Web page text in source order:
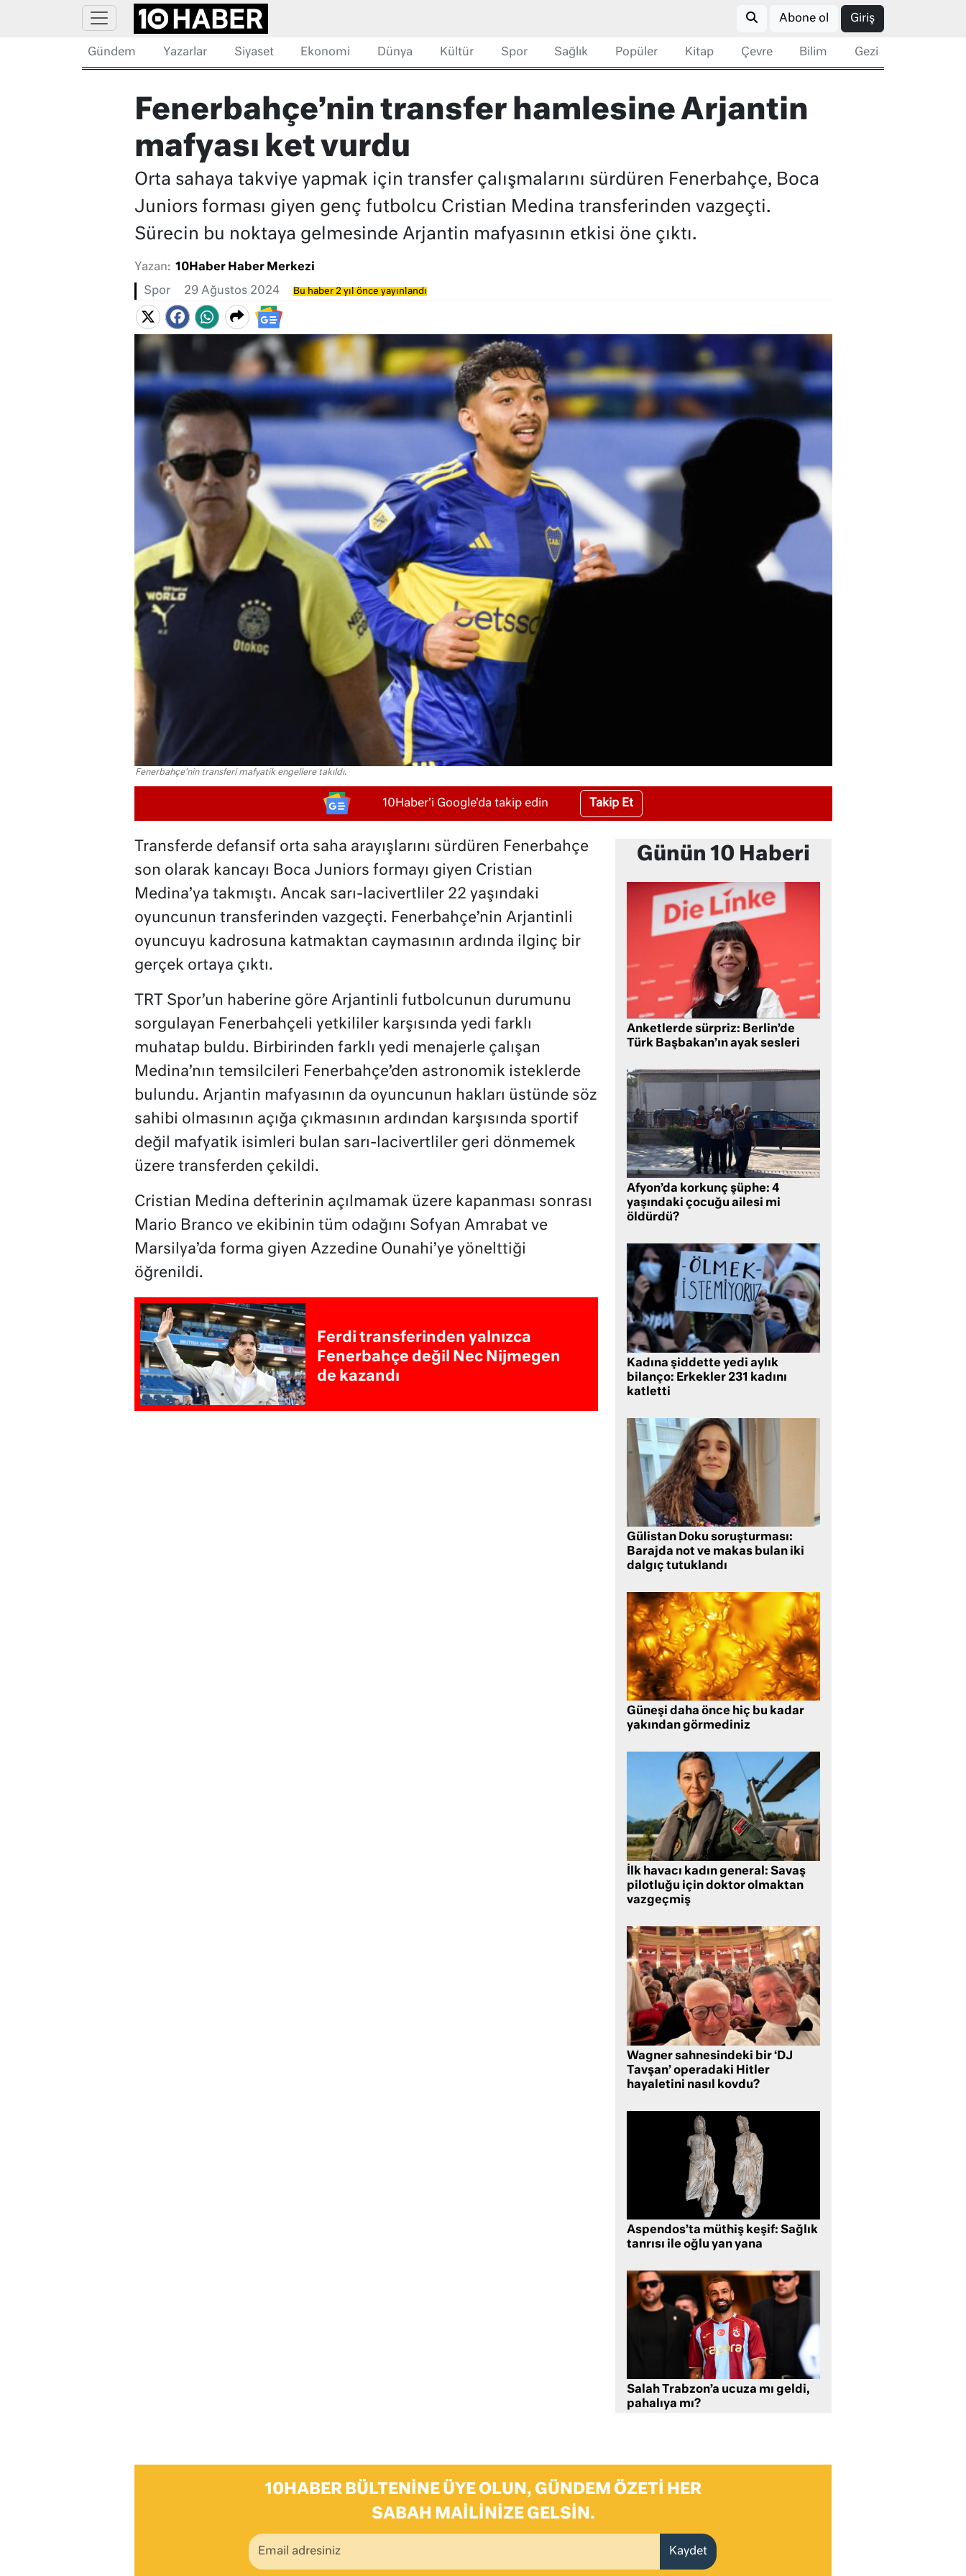
Abone ol Giriş
Gündem Yazarlar Siyaset Ekonomi Dünya Kültür Spor Sağlık Popüler Kitap Çevre Bilim Gezi
Fenerbahçe’nin transfer hamlesine Arjantin
mafyası ket vurdu
Orta sahaya takviye yapmak için transfer çalışmalarını sürdüren Fenerbahçe, Boca
Juniors forması giyen genç futbolcu Cristian Medina transferinden vazgeçti.
Sürecin bu noktaya gelmesinde Arjantin mafyasının etkisi öne çıktı.
Yazan: 10Haber Haber Merkezi
Spor 29 Ağustos 2024 Bu haber 2 yıl önce yayınlandı
Fenerbahçe'nin transferi mafyatik engellere takıldı.
10Haber'i Google'da takip edin Takip Et
Transferde defansif orta saha arayışlarını sürdüren Fenerbahçe
son olarak kancayı Boca Juniors formayı giyen Cristian
Medina’ya takmıştı. Ancak sarı-lacivertliler 22 yaşındaki
oyuncunun transferinden vazgeçti. Fenerbahçe’nin Arjantinli
oyuncuyu kadrosuna katmaktan caymasının ardında ilginç bir
gerçek ortaya çıktı.
TRT Spor’un haberine göre Arjantinli futbolcunun durumunu
sorgulayan Fenerbahçeli yetkililer karşısında yedi farklı
muhatap buldu. Birbirinden farklı yedi menajerle çalışan
Medina’nın temsilcileri Fenerbahçe’den astronomik isteklerde
bulundu. Arjantin mafyasının da oyuncunun hakları üstünde söz
sahibi olmasının açığa çıkmasının ardından karşısında sportif
değil mafyatik isimleri bulan sarı-lacivertliler geri dönmemek
üzere transferden çekildi.
Cristian Medina defterinin açılmamak üzere kapanması sonrası
Mario Branco ve ekibinin tüm odağını Sofyan Amrabat ve
Marsilya’da forma giyen Azzedine Ounahi’ye yönelttiği
öğrenildi.
Ferdi transferinden yalnızca
Fenerbahçe değil Nec Nijmegen
de kazandı
Günün 10 Haberi
Anketlerde sürpriz: Berlin’de
Türk Başbakan’ın ayak sesleri
Afyon’da korkunç şüphe: 4
yaşındaki çocuğu ailesi mi
öldürdü?
Kadına şiddette yedi aylık
bilanço: Erkekler 231 kadını
katletti
Gülistan Doku soruşturması:
Barajda not ve makas bulan iki
dalgıç tutuklandı
Güneşi daha önce hiç bu kadar
yakından görmediniz
İlk havacı kadın general: Savaş
pilotluğu için doktor olmaktan
vazgeçmiş
Wagner sahnesindeki bir ‘DJ
Tavşan’ operadaki Hitler
hayaletini nasıl kovdu?
Aspendos’ta müthiş keşif: Sağlık
tanrısı ile oğlu yan yana
Salah Trabzon’a ucuza mı geldi,
pahalıya mı?
10HABER BÜLTENINE ÜYE OLUN, GÜNDEM ÖZETI HER
SABAH MAILINIZE GELSIN.
Kaydet